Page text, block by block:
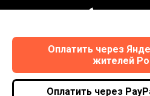
1Оплатить через
жителей
Оплатить через